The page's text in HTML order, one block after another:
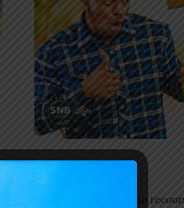
Articles récents
Pilule du lendemain : un